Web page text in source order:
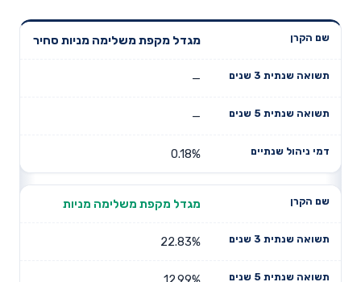
שנים
תשואה
דמי ניהול
מגדל מקפת משלימה מניות סחיר
—
—
0.18%
מגדל מקפת משלימה מניות
22.83%